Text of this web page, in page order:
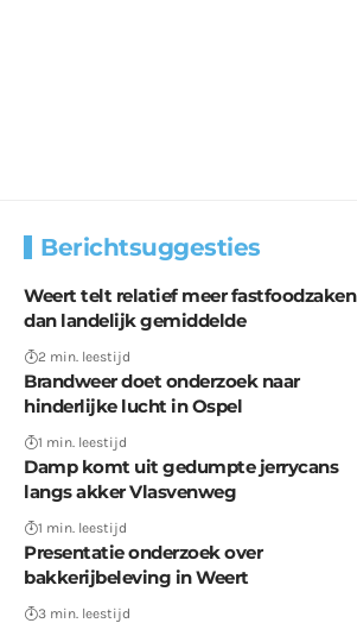
Berichtsuggesties
Weert telt relatief meer fastfoodzaken
dan landelijk gemiddelde
2 min. leestijd
Brandweer doet onderzoek naar
hinderlijke lucht in Ospel
1 min. leestijd
Damp komt uit gedumpte jerrycans
langs akker Vlasvenweg
1 min. leestijd
Presentatie onderzoek over
bakkerijbeleving in Weert
3 min. leestijd